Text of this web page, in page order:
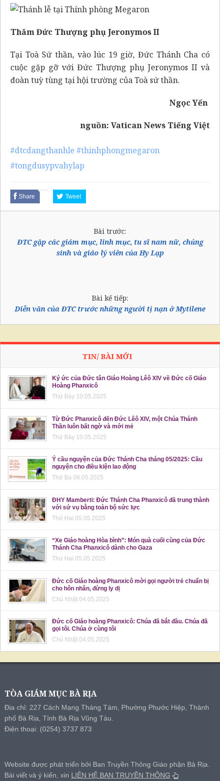
Thăm Đức Thượng phụ Jeronymos II
Tại Toà Sứ thần, vào lúc 19 giờ, Đức Thánh Cha có
cuộc gặp gỡ với Đức Thượng phụ Jeronymos II và
đoàn tuỳ tùng tại hội trường của Toà sứ thần.
Ngọc Yến
nguồn: Vatican News Tiếng Việt
#dtcdangthanhle #thinhphongmegaron
#tongdusypvahylap
Share Tweet
Bài trước:
ĐTC gặp các giám mục, linh mục, tu sĩ nam nữ, chủng
sinh và giáo lý viên của Hy Lạp
Bài kế tiếp:
Diễn văn của ĐTC trước những người tị nạn ở Mytilene
TIN/ BÀI MỚI
Ký ức của Đức tân Giáo Hoàng Lêô XIV về Đức cố Giáo
Hoàng Phanxicô
Thứ Bảy 10.05.2025
Từ Đức Phanxicô đến Đức Lêô XIV, một Chúa Thánh
Thần luôn bất ngờ và mới mẻ
Thứ Bảy 10.05.2025
Ý cầu nguyện của Đức Thánh Cha tháng 05/2025: Cầu
nguyện cho điều kiện lao động
Thứ Ba 06.05.2025
ĐHY Mamberti: Đức Thánh Cha Phanxicô đã trung thành
với sứ vụ bằng toàn bộ sức lực
Thứ Hai 05.05.2025
“Xe Giáo hoàng Hòa bình”: Món quà cuối cùng của Đức
Thánh Cha Phanxicô dành cho Gaza
Thứ Hai 05.05.2025
Đức cố Giáo hoàng Phanxicô mời gọi người trẻ chuẩn bị
cho hôn nhân, đừng ly dị
Chủ Nhật 04.05.2025
Đức cố Giáo hoàng Phanxicô: Chúa đã bắt đầu. Chúa đã
gọi tôi. Chúa ở cùng tôi
Chủ Nhật 04.05.2025
TÒA GIÁM MỤC BÀ RỊA
Địa chỉ: 227 Cách Mạng Tháng Tám, Phường Phước Hiệp, Thành
phố Bà Rịa, Tỉnh Bà Rịa Vũng Tàu.
Điện thoại: (0254) 3737 873
Website được phát triển bởi Ban Truyền Thông Giáo phận Bà Rịa.
Bài viết và ý kiến, xin LIÊN HỆ BAN TRUYỀN THÔNG